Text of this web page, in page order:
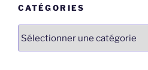
CATÉGORIES